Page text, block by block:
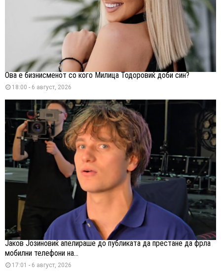
Ова е бизнисменот со кого Милица Тодоровиќ доби син?
18:00 - 6 август, 2026
Јаков Јозиновиќ апелираше до публиката да престане да фрла
мобилни телефони на...
17:01 - 6 август, 2026